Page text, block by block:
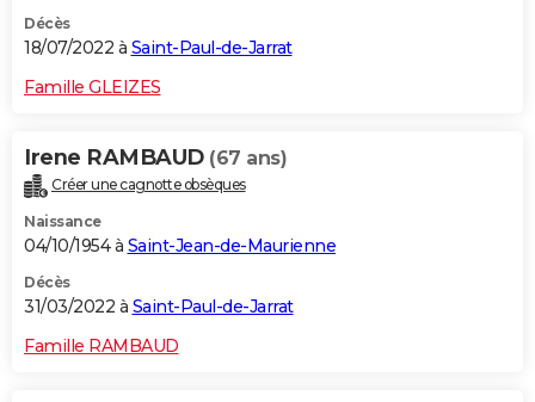
Décès
18/07/2022 à Saint-Paul-de-Jarrat
Famille GLEIZES
Irene RAMBAUD (67 ans)
Créer une cagnotte obsèques
Naissance
04/10/1954 à Saint-Jean-de-Maurienne
Décès
31/03/2022 à Saint-Paul-de-Jarrat
Famille RAMBAUD